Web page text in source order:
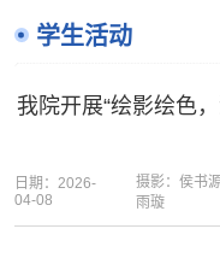
学生活动
我院开展“绘影绘色
日期：2026-
04-08
摄影：侯书
雨璇